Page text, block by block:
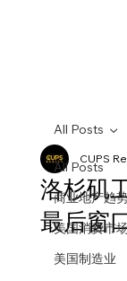
All Posts
商业地产趋
美国消费市
美国制造业
All Posts
洛杉矶
最后窗
CUPS